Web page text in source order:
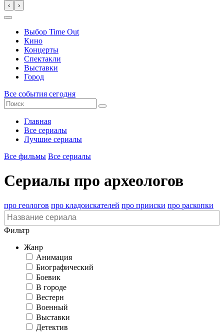
‹ ›
Выбор Time Out
Кино
Концерты
Спектакли
Выставки
Город
Все события сегодня
Главная
Все сериалы
Лучшие сериалы
Все фильмы Все сериалы
Сериалы про археологов
про геологов про кладоискателей про прииски про раскопки
Фильтр
Жанр
Анимация
Биографический
Боевик
В городе
Вестерн
Военный
Выставки
Детектив